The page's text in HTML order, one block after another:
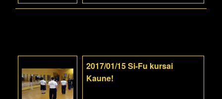
2017/01/15 Si-Fu kursai
Kaune!